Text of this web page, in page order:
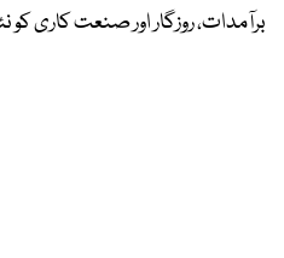
برآمدات، روزگار اور صنعت کاری کو